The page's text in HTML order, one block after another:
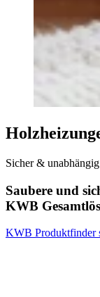
Sicher &
Saubere und
KWB
KWB Produktfinder